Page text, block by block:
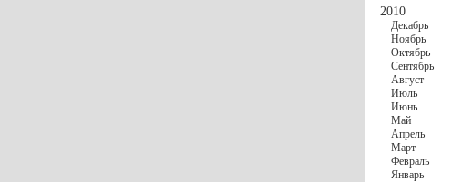
2010
Декабрь
Ноябрь
Октябрь
Сентябрь
Август
Июль
Июнь
Май
Апрель
Март
Февраль
Январь